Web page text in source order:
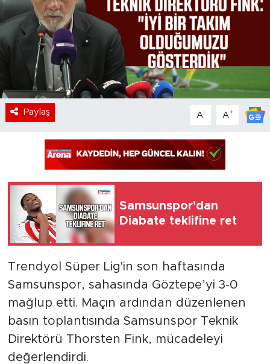
Paylaş A- A+
Samsunspor'dan
Diabate teklifine ret
Trendyol Süper Lig'in son haftasında
Samsunspor, sahasında Göztepe’yi 3-0
mağlup etti. Maçın ardından düzenlenen
basın toplantısında Samsunspor Teknik
Direktörü Thorsten Fink, mücadeleyi
değerlendirdi.